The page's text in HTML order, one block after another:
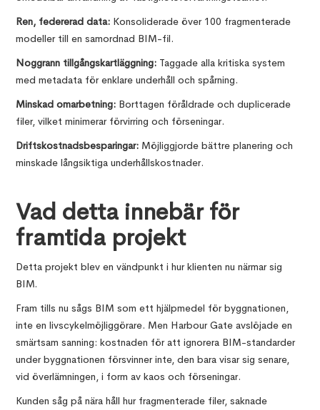
Ren, federerad data: Konsoliderade över 100 fragmenterade
modeller till en samordnad BIM-fil.
Noggrann tillgångskartläggning: Taggade alla kritiska system
med metadata för enklare underhåll och spårning.
Minskad omarbetning: Borttagen föråldrade och duplicerade
filer, vilket minimerar förvirring och förseningar.
Driftskostnadsbesparingar: Möjliggjorde bättre planering och
minskade långsiktiga underhållskostnader.
Vad detta innebär för
framtida projekt
Detta projekt blev en vändpunkt i hur klienten nu närmar sig
BIM.
Fram tills nu sågs BIM som ett hjälpmedel för byggnationen,
inte en livscykelmöjliggörare. Men Harbour Gate avslöjade en
smärtsam sanning: kostnaden för att ignorera BIM-standarder
under byggnationen försvinner inte, den bara visar sig senare,
vid överlämningen, i form av kaos och förseningar.
Kunden såg på nära håll hur fragmenterade filer, saknade